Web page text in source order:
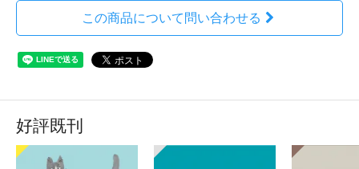
この商品について問い合わせる
好評既刊